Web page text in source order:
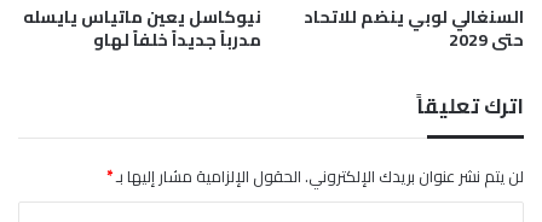
السنغالي لوبي ينضم للاتحاد
حتى 2029
نيوكاسل يعين ماتياس يايسله
مدرباً جديداً خلفاً لهاو
اترك تعليقاً
لن يتم نشر عنوان بريدك الإلكتروني.الحقول الإلزامية مشار إليها بـ*